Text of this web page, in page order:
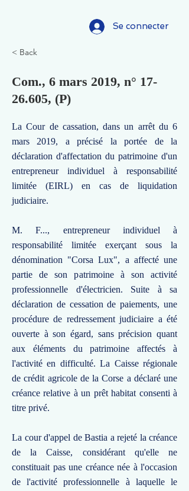
Se connecter
< Back
Com., 6 mars 2019, n° 17-
26.605, (P)
La Cour de cassation, dans un arrêt du 6
mars 2019, a précisé la portée de la
déclaration d'affectation du patrimoine d'un
entrepreneur individuel à responsabilité
limitée (EIRL) en cas de liquidation
judiciaire.
M. F..., entrepreneur individuel à
responsabilité limitée exerçant sous la
dénomination "Corsa Lux", a affecté une
partie de son patrimoine à son activité
professionnelle d'électricien. Suite à sa
déclaration de cessation de paiements, une
procédure de redressement judiciaire a été
ouverte à son égard, sans précision quant
aux éléments du patrimoine affectés à
l'activité en difficulté. La Caisse régionale
de crédit agricole de la Corse a déclaré une
créance relative à un prêt habitat consenti à
titre privé.
La cour d'appel de Bastia a rejeté la créance
de la Caisse, considérant qu'elle ne
constituait pas une créance née à l'occasion
de l'activité professionnelle à laquelle le